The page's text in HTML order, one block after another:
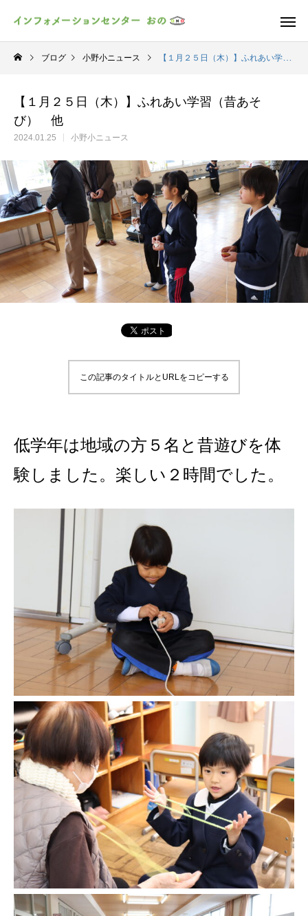
ブログ 小野小ニュース 【１月２５日（木）】ふれあい学習（昔あそび） 他
【１月２５日（木）】ふれあい学習（昔あそ
び） 他
2024.01.25 小野小ニュース
この記事のタイトルとURLをコピーする
低学年は地域の方５名と昔遊びを体
験しました。楽しい２時間でした。